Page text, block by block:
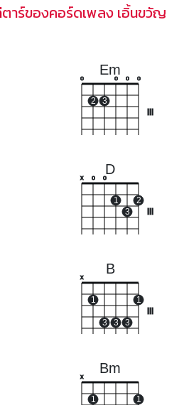
าร์ของคอร์ดเพลง เอิ้นขวัญ
Em
o
2 3
o o o
D
x o o
1
3
2
B
x
1
3 3 3
1
Bm
x
1 1